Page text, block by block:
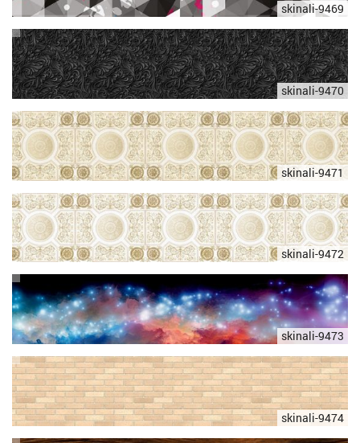
skinali-9469
skinali-9470
skinali-9471
skinali-9472
skinali-9473
skinali-9474